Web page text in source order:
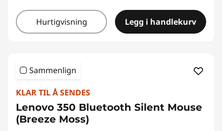
Hurtigvisning Legg i handlekurv
Sammenlign
KLAR TIL Å SENDES
Lenovo 350 Bluetooth Silent Mouse
(Breeze Moss)